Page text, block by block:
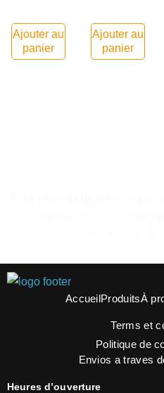
Ajouter au
panier
Ajouter au
panier
AccueilProduitsÀ
Terms et
Politique de
Envios a traves
Heures d’ouverture